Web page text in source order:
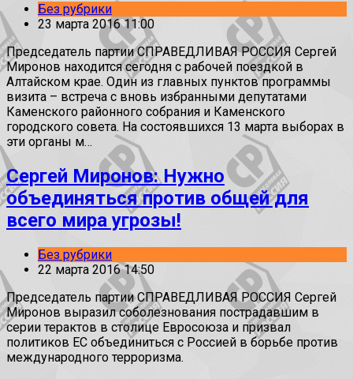
Без рубрики
23 марта 2016 11:00
Председатель партии СПРАВЕДЛИВАЯ РОССИЯ Сергей
Миронов находится сегодня с рабочей поездкой в
Алтайском крае. Один из главных пунктов программы
визита – встреча с вновь избранными депутатами
Каменского районного собрания и Каменского
городского совета. На состоявшихся 13 марта выборах в
эти органы м…
Сергей Миронов: Нужно
объединяться против общей для
всего мира угрозы!
Без рубрики
22 марта 2016 14:50
Председатель партии СПРАВЕДЛИВАЯ РОССИЯ Сергей
Миронов выразил соболезнования пострадавшим в
серии терактов в столице Евросоюза и призвал
политиков ЕС объединиться с Россией в борьбе против
международного терроризма.